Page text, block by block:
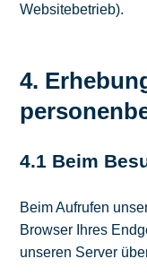
Websitebetrieb).
4.
4.1 Beim
Beim Aufrufen
Browser Ihres
unseren Server